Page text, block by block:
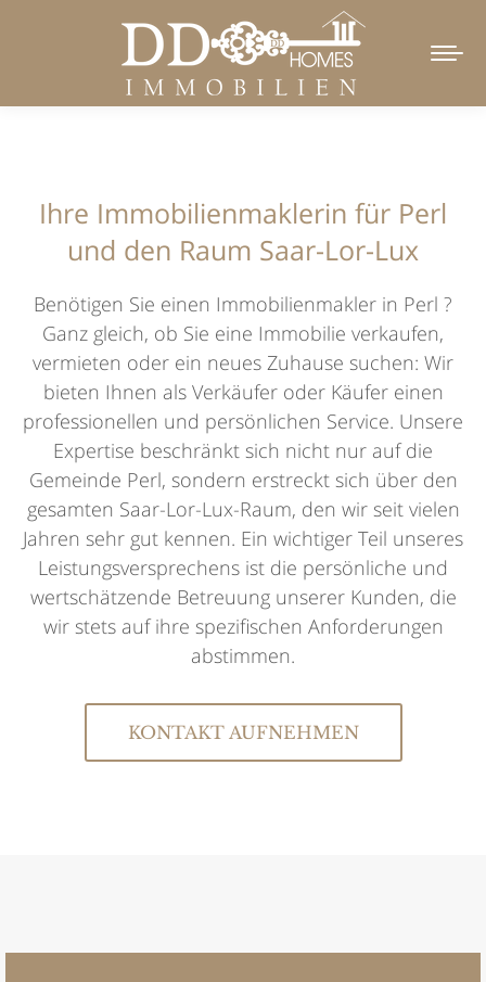
Ihre Immobilienmaklerin für Perl
und den Raum Saar-Lor-Lux
Benötigen Sie einen Immobilienmakler in Perl ?
Ganz gleich, ob Sie eine Immobilie verkaufen,
vermieten oder ein neues Zuhause suchen: Wir
bieten Ihnen als Verkäufer oder Käufer einen
professionellen und persönlichen Service. Unsere
Expertise beschränkt sich nicht nur auf die
Gemeinde Perl, sondern erstreckt sich über den
gesamten Saar-Lor-Lux-Raum, den wir seit vielen
Jahren sehr gut kennen. Ein wichtiger Teil unseres
Leistungsversprechens ist die persönliche und
wertschätzende Betreuung unserer Kunden, die
wir stets auf ihre spezifischen Anforderungen
abstimmen.
KONTAKT AUFNEHMEN